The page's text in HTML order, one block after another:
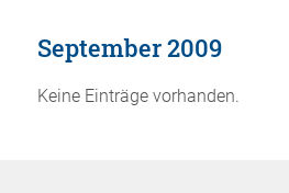
September 2009
Keine Einträge vorhanden.